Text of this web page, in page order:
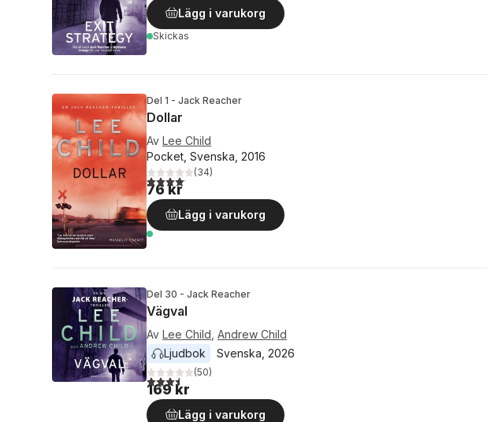
Lägg i varukorg
Skickas
Del 1 - Jack Reacher
Dollar
Av Lee Child
Pocket, Svenska, 2016
4,1utav 5 stjärnor. Totalt antal röster:
(34)
76 kr
Lägg i varukorg
Del 30 - Jack Reacher
Vägval
Av Lee Child Andrew Child
Ljudbok
Svenska 2026
3,5utav 5 stjärnor. Totalt antal röster:
(50)
169 kr
Lägg i varukorg